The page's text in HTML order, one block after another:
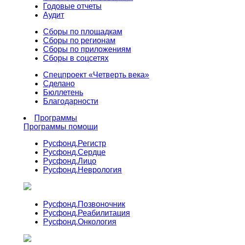
Годовые отчеты
Аудит
Сборы по площадкам
Сборы по регионам
Сборы по приложениям
Сборы в соцсетях
Спецпроект «Четверть века»
Сделано
Бюллетень
Благодарности
Программы
Программы помощи
Русфонд.Регистр
Русфонд.Сердце
Русфонд.Лицо
Русфонд.Неврология
Русфонд.Позвоночник
Русфонд.Реабилитация
Русфонд.Онкология